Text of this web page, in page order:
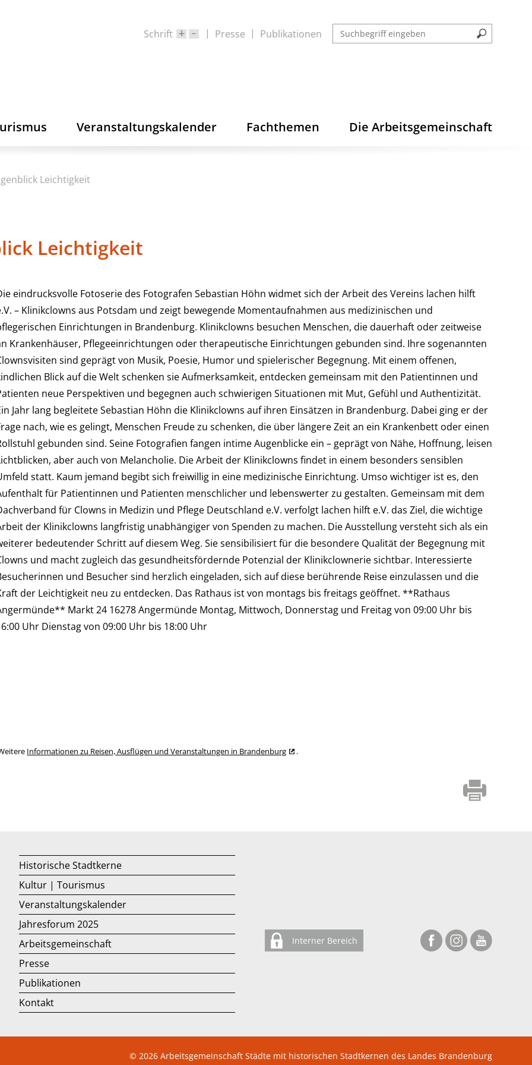
Schrift Presse Publikationen
Veranstaltungskalender Fachthemen Die Arbeitsgemeinschaft
Leichtigkeit
Leichtigkeit
eindrucksvolle Fotoserie des Fotografen Sebastian Höhn widmet sich der Arbeit des Vereins lachen hilft
– Klinikclowns aus Potsdam und zeigt bewegende Momentaufnahmen aus medizinischen und
Einrichtungen in Brandenburg. Klinikclowns besuchen Menschen, die dauerhaft oder zeitweise
Krankenhäuser, Pflegeeinrichtungen oder therapeutische Einrichtungen gebunden sind. Ihre sogenannten
sind geprägt von Musik, Poesie, Humor und spielerischer Begegnung. Mit einem offenen,
Blick auf die Welt schenken sie Aufmerksamkeit, entdecken gemeinsam mit den Patientinnen und
neue Perspektiven und begegnen auch schwierigen Situationen mit Mut, Gefühl und Authentizität.
Jahr lang begleitete Sebastian Höhn die Klinikclowns auf ihren Einsätzen in Brandenburg. Dabei ging er der
nach, wie es gelingt, Menschen Freude zu schenken, die über längere Zeit an ein Krankenbett oder einen
gebunden sind. Seine Fotografien fangen intime Augenblicke ein – geprägt von Nähe, Hoffnung, leisen
aber auch von Melancholie. Die Arbeit der Klinikclowns findet in einem besonders sensiblen
statt. Kaum jemand begibt sich freiwillig in eine medizinische Einrichtung. Umso wichtiger ist es, den
für Patientinnen und Patienten menschlicher und lebenswerter zu gestalten. Gemeinsam mit dem
für Clowns in Medizin und Pflege Deutschland e.V. verfolgt lachen hilft e.V. das Ziel, die wichtige
der Klinikclowns langfristig unabhängiger von Spenden zu machen. Die Ausstellung versteht sich als ein
bedeutender Schritt auf diesem Weg. Sie sensibilisiert für die besondere Qualität der Begegnung mit
und macht zugleich das gesundheitsfördernde Potenzial der Klinikclownerie sichtbar. Interessierte
und Besucher sind herzlich eingeladen, sich auf diese berührende Reise einzulassen und die
der Leichtigkeit neu zu entdecken. Das Rathaus ist von montags bis freitags geöffnet. **Rathaus
Markt 24 16278 Angermünde Montag, Mittwoch, Donnerstag und Freitag von 09:00 Uhr bis
Uhr Dienstag von 09:00 Uhr bis 18:00 Uhr
Informationen zu Reisen, Ausflügen und Veranstaltungen in Brandenburg .
Historische Stadtkerne
Kultur | Tourismus
Veranstaltungskalender
Jahresforum 2025
Arbeitsgemeinschaft
Presse
Publikationen
Kontakt
Interner Bereich
© 2026 Arbeitsgemeinschaft Städte mit historischen Stadtkernen des Landes Brandenburg